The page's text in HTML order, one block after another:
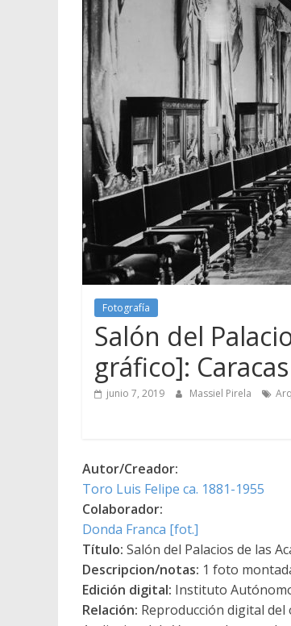
Fotografía
Salón del
gráfico]: Caracas
junio 7, 2019 Massiel Pirela
Autor/Creador:
Toro Luis Felipe ca. 1881-1955
Colaborador:
Donda Franca [fot.]
Título: Salón del Palacios de las
Descripcion/notas: 1 foto
Edición digital: Instituto
Relación: Reproducción digital